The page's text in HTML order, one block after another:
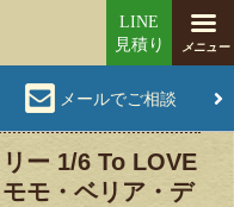
メールでご相談
ー 1/6 To LOVE
モ・ベリア・デ